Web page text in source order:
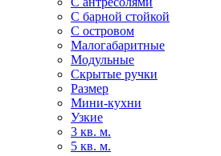
С барной стойкой
С островом
Малогабаритные
Модульные
Скрытые ручки
Размер
Мини-кухни
Узкие
3 кв. м.
5 кв. м.